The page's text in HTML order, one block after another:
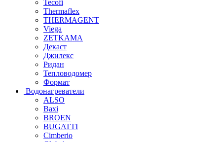
Tecofi
Thermaflex
THERMAGENT
Viega
ZETKAMA
Декаст
Джилекс
Ридан
Тепловодомер
Формат
Водонагреватели
ALSO
Baxi
BROEN
BUGATTI
Cimberio